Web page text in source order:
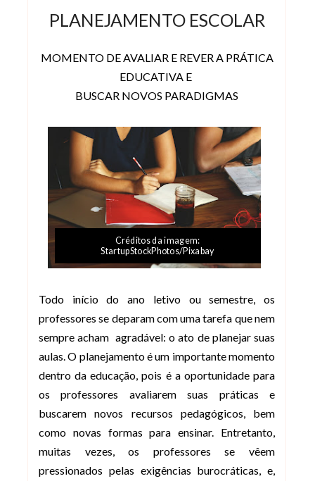
PLANEJAMENTO ESCOLAR
MOMENTO DE AVALIAR E REVER A PRÁTICA
EDUCATIVA E
BUSCAR NOVOS PARADIGMAS
Créditos da imagem:
StartupStockPhotos/Pixabay
Todo início do ano letivo ou semestre, os
professores se deparam com uma tarefa que nem
sempre acham agradável: o ato de planejar suas
aulas. O planejamento é um importante momento
dentro da educação, pois é a oportunidade para
os professores avaliarem suas práticas e
buscarem novos recursos pedagógicos, bem
como novas formas para ensinar. Entretanto,
muitas vezes, os professores se vêem
pressionados pelas exigências burocráticas, e,